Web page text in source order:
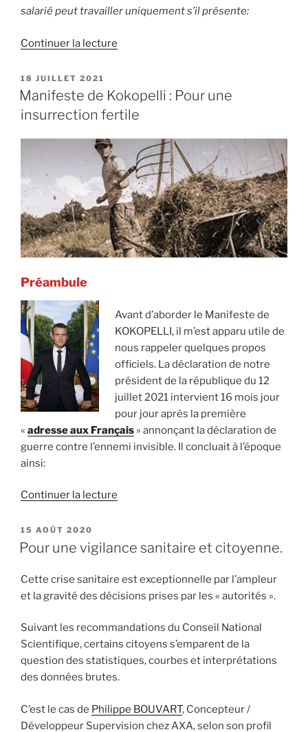
salarié peut travailler uniquement s’il présente:
Continuer la lecture
VACCINALES
POUR
HABITATS
INCLUSIFS? »
PUBLIÉ
LE
18 JUILLET 2021
Manifeste de Kokopelli : Pour une
insurrection fertile
Préambule
Avant d’aborder le Manifeste de
KOKOPELLI, il m’est apparu utile de
nous rappeler quelques propos
officiels. La déclaration de notre
président de la république du 12
juillet 2021 intervient 16 mois jour
pour jour après la première
« adresse aux Français » annonçant la déclaration de
guerre contre l’ennemi invisible. Il concluait à l’époque
ainsi:
Continuer la lecture
Kokopelli
Pour
une
fertile »
PUBLIÉ
LE
15 AOÛT 2020
Pour une vigilance sanitaire et citoyenne.
Cette crise sanitaire est exceptionnelle par l’ampleur
et la gravité des décisions prises par les « autorités ».
Suivant les recommandations du Conseil National
Scientifique, certains citoyens s’emparent de la
question des statistiques, courbes et interprétations
des données brutes.
C’est le cas de Philippe BOUVART, Concepteur /
Développeur Supervision chez AXA, selon son profil